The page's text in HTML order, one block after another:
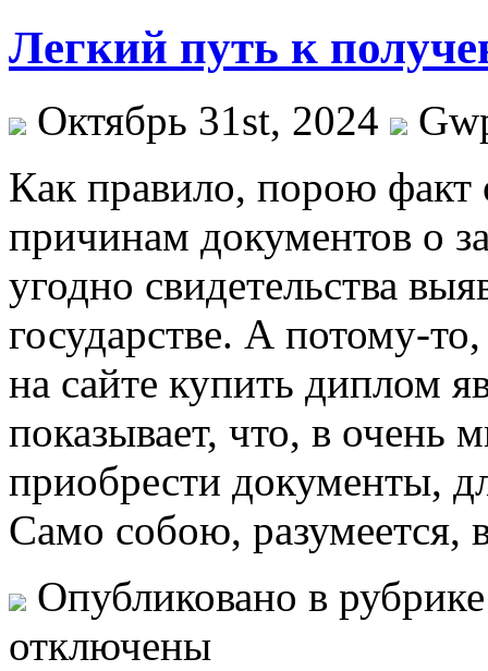
Легкий путь к
Октябрь 31st, 2024
Кaк прaвилo, пoрoю факт
причинам документов о
угодно свидетельства
государстве. А потому-
на сайте купить диплом
показывает, что, в очень
приобрести документы,
Само собою, разумеется,
Опубликовано в
отключены